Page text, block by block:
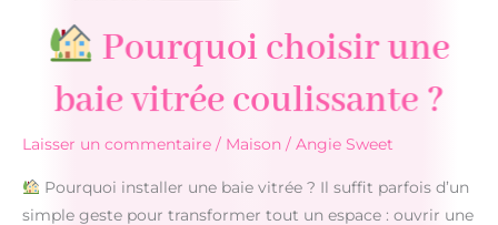
Pourquoi choisir une
baie vitrée coulissante ?
Laisser un commentaire / Maison / Angie Sweet
Pourquoi installer une baie vitrée ? Il suffit parfois d’un
simple geste pour transformer tout un espace : ouvrir une